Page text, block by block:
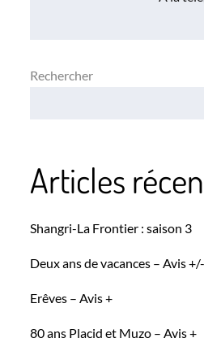
Rechercher
Articles
Shangri-La Frontier : saison 3
Deux ans de vacances – Avis +/-
Erêves – Avis +
80 ans Placid et Muzo – Avis +